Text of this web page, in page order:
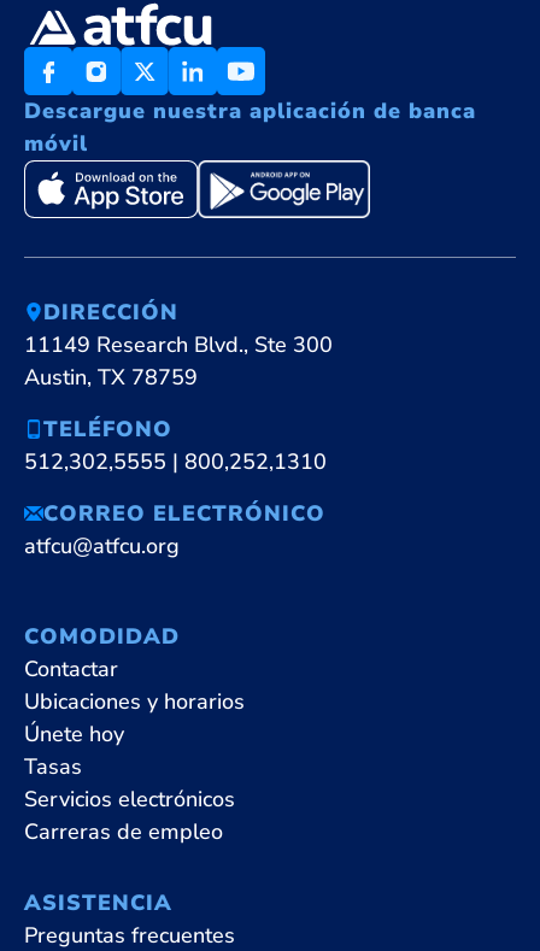
Descargue nuestra aplicación de banca
móvil
DIRECCIÓN
11149 Research Blvd., Ste 300
Austin, TX 78759
TELÉFONO
512,302,5555 | 800,252,1310
CORREO ELECTRÓNICO
atfcu@atfcu.org
COMODIDAD
Contactar
Ubicaciones y horarios
Únete hoy
Tasas
Servicios electrónicos
Carreras de empleo
ASISTENCIA
Preguntas frecuentes